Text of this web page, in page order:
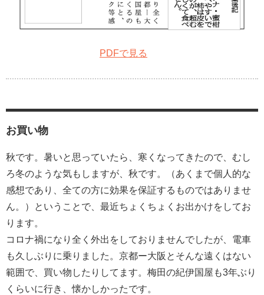
PDFで見る
お買い物
秋です。暑いと思っていたら、寒くなってきたので、むし
ろ冬のような気もしますが、秋です。（あくまで個人的な
感想であり、全ての方に効果を保証するものではありませ
ん。）ということで、最近ちょくちょくお出かけをしてお
ります。
コロナ禍になり全く外出をしておりませんでしたが、電車
も久しぶりに乗りました。京都ー大阪とそんな遠くはない
範囲で、買い物したりしてます。梅田の紀伊国屋も3年ぶり
くらいに行き、懐かしかったです。